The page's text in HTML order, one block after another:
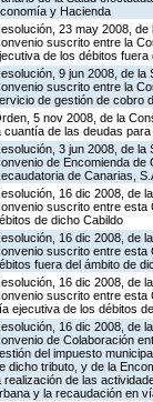
y Hacienda
23 may 2008,
suscrito entre la
de los débitos fuera
9 jun 2008, de
suscrito entre la
de gestión de cobro
5 nov 2008, de la
cuantía de las deudas
3 jun 2008, de
de Encomienda
de Canarias,
16 dic 2008, de
suscrito entre esta
de dicho Cabildo
16 dic 2008, de
suscrito entre esta
fuera del ámbito de
16 dic 2008, de
suscrito entre esta
ejecutiva de los débitos
16 dic 2008, de
de Colaboración
del impuesto
dicho tributo, y de la
realización de las
y la recaudación en